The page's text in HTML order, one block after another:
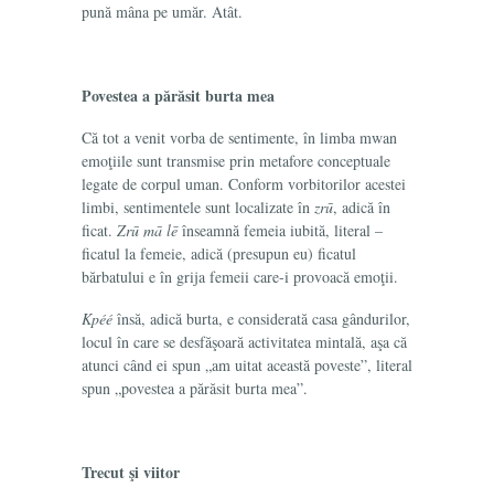
pună mâna pe umăr. Atât.
Povestea a părăsit burta mea
Că tot a venit vorba de sentimente, în limba mwan
emoţiile sunt transmise prin metafore conceptuale
legate de corpul uman. Conform vorbitorilor acestei
limbi, sentimentele sunt localizate în zrū, adică în
ficat. Zrū mā lēînseamnă femeia iubită, literal –
ficatul la femeie, adică (presupun eu) ficatul
bărbatului e în grija femeii care-i provoacă emoţii.
Kpéé însă, adică burta, e considerată casa gândurilor,
locul în care se desfăşoară activitatea mintală, aşa că
atunci când ei spun „am uitat această poveste”, literal
spun „povestea a părăsit burta mea”.
Trecut şi viitor